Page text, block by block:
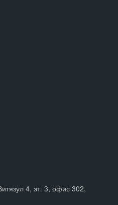
4, эт. 3, офис 302,